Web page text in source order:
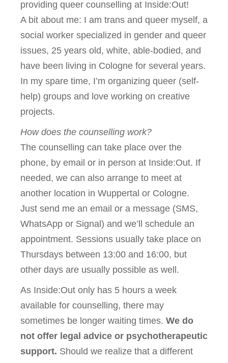
providing queer counselling at Inside:Out!
A bit about me: I am trans and queer myself, a
social worker specialized in gender and queer
issues, 25 years old, white, able-bodied, and
have been living in Cologne for several years.
In my spare time, I’m organizing queer (self-
help) groups and love working on creative
projects.
How does the counselling work?
The counselling can take place over the
phone, by email or in person at Inside:Out. If
needed, we can also arrange to meet at
another location in Wuppertal or Cologne.
Just send me an email or a message (SMS,
WhatsApp or Signal) and we’ll schedule an
appointment. Sessions usually take place on
Thursdays between 13:00 and 16:00, but
other days are usually possible as well.
As Inside:Out only has 5 hours a week
available for counselling, there may
sometimes be longer waiting times. We do
not offer legal advice or psychotherapeutic
support. Should we realize that a different